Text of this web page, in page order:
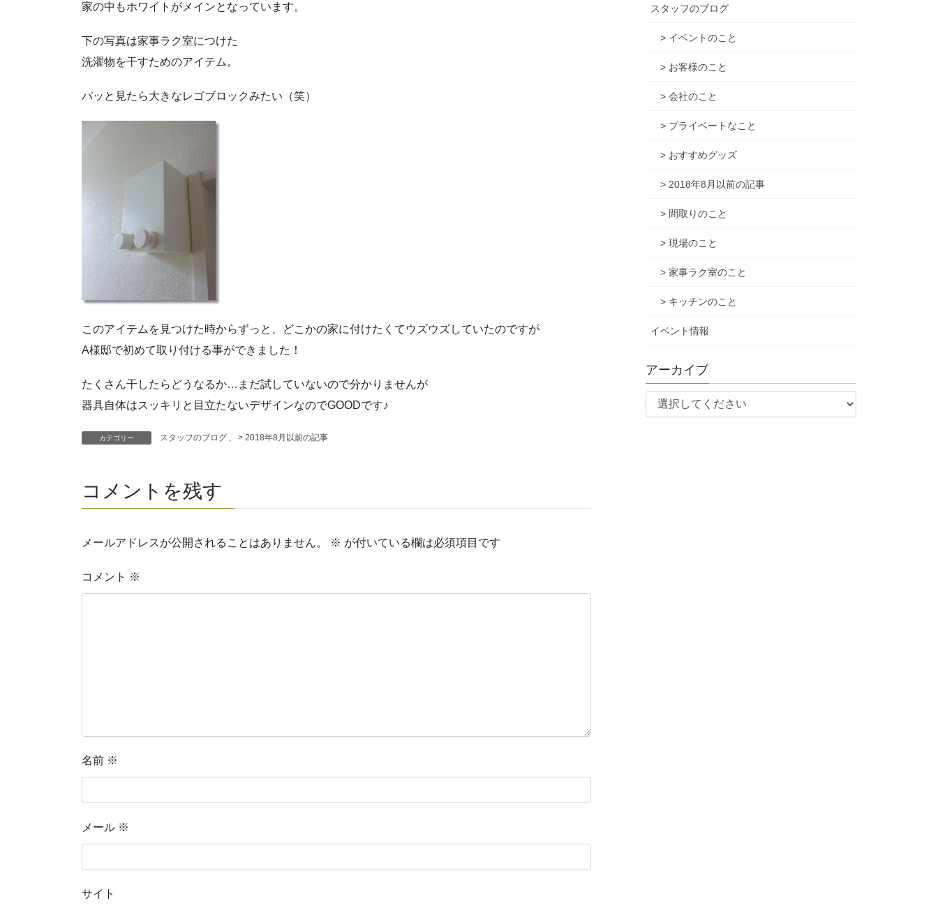
家の中もホワイトがメインとなっています。
下の写真は家事ラク室につけた
洗濯物を干すためのアイテム。
パッと見たら大きなレゴブロックみたい（笑）
このアイテムを見つけた時からずっと、どこかの家に付けたくてウズウズしていたのですが
A様邸で初めて取り付ける事ができました！
たくさん干したらどうなるか…まだ試していないので分かりませんが
器具自体はスッキリと目立たないデザインなのでGOODです♪
カテゴリー スタッフのブログ 、 > 2018年8月以前の記事
コメントを残す
メールアドレスが公開されることはありません。 ※ が付いている欄は必須項目です
コメント ※
名前 ※
メール ※
サイト
スタッフのブログ
> イベントのこと
> お客様のこと
> 会社のこと
> プライベートなこと
> おすすめグッズ
> 2018年8月以前の記事
> 間取りのこと
> 現場のこと
> 家事ラク室のこと
> キッチンのこと
イベント情報
アーカイブ